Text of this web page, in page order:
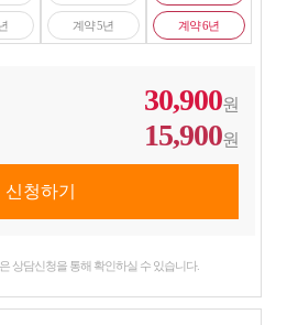
계약 5년 계약 6년
30,900원
15,900원
상담신청을 통해 확인하실 수 있습니다.